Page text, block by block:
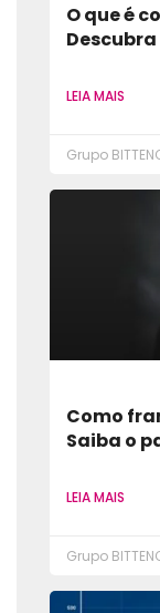
O que é
LEIA MAIS
Grupo
Como
Saiba o
LEIA MAIS
Grupo